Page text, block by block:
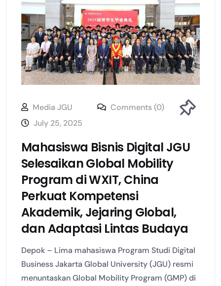
Media JGU
Comments (0)
July 25, 2025
Mahasiswa Bisnis Digital JGU
Selesaikan Global Mobility
Program di WXIT, China
Perkuat Kompetensi
Akademik, Jejaring Global,
dan Adaptasi Lintas Budaya
Depok – Lima mahasiswa Program Studi Digital
Business Jakarta Global University (JGU) resmi
menuntaskan Global Mobility Program (GMP) di